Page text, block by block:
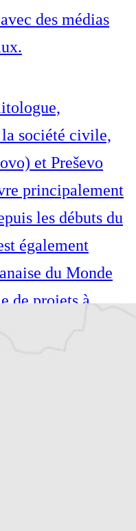
des médias
société civile,
et Preševo
principalement
les débuts du
également
du Monde
de projets à